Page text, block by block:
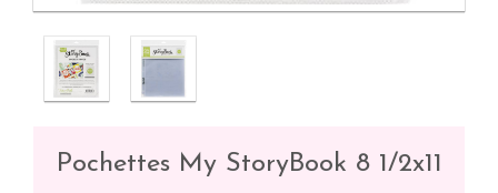
Pochettes My StoryBook 8 1/2x11